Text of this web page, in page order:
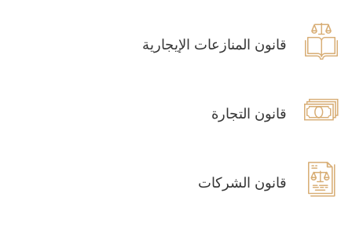
قانون المنازعات الإيجارية
قانون التجارة
قانون الشركات